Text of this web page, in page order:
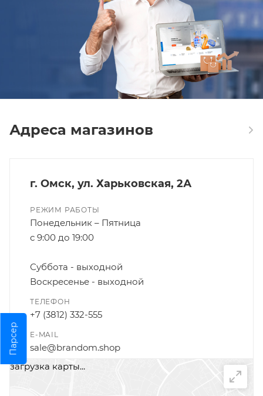
Парсер
Адреса магазинов
г. Омск, ул. Харьковская, 2А
РЕЖИМ РАБОТЫ
Понедельник – Пятница
с 9:00 до 19:00
Суббота - выходной
Воскресенье - выходной
ТЕЛЕФОН
+7 (3812) 332-555
E-MAIL
sale@brandom.shop
загрузка карты...